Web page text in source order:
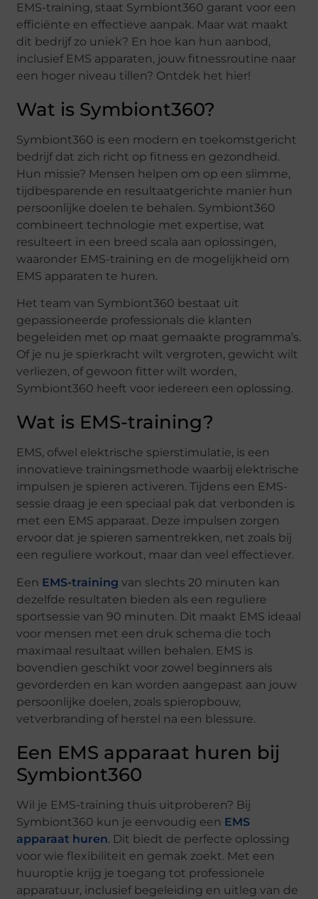
EMS-training, staat Symbiont360 garant voor een
efficiënte en effectieve aanpak. Maar wat maakt
dit bedrijf zo uniek? En hoe kan hun aanbod,
inclusief EMS apparaten, jouw fitnessroutine naar
een hoger niveau tillen? Ontdek het hier!
Wat is Symbiont360?
Symbiont360 is een modern en toekomstgericht
bedrijf dat zich richt op fitness en gezondheid.
Hun missie? Mensen helpen om op een slimme,
tijdbesparende en resultaatgerichte manier hun
persoonlijke doelen te behalen. Symbiont360
combineert technologie met expertise, wat
resulteert in een breed scala aan oplossingen,
waaronder EMS-training en de mogelijkheid om
EMS apparaten te huren.
Het team van Symbiont360 bestaat uit
gepassioneerde professionals die klanten
begeleiden met op maat gemaakte programma’s.
Of je nu je spierkracht wilt vergroten, gewicht wilt
verliezen, of gewoon fitter wilt worden,
Symbiont360 heeft voor iedereen een oplossing.
Wat is EMS-training?
EMS, ofwel elektrische spierstimulatie, is een
innovatieve trainingsmethode waarbij elektrische
impulsen je spieren activeren. Tijdens een EMS-
sessie draag je een speciaal pak dat verbonden is
met een EMS apparaat. Deze impulsen zorgen
ervoor dat je spieren samentrekken, net zoals bij
een reguliere workout, maar dan veel effectiever.
Een EMS-training van slechts 20 minuten kan
dezelfde resultaten bieden als een reguliere
sportsessie van 90 minuten. Dit maakt EMS ideaal
voor mensen met een druk schema die toch
maximaal resultaat willen behalen. EMS is
bovendien geschikt voor zowel beginners als
gevorderden en kan worden aangepast aan jouw
persoonlijke doelen, zoals spieropbouw,
vetverbranding of herstel na een blessure.
Een EMS apparaat huren bij
Symbiont360
Wil je EMS-training thuis uitproberen? Bij
Symbiont360 kun je eenvoudig een EMS
apparaat huren. Dit biedt de perfecte oplossing
voor wie flexibiliteit en gemak zoekt. Met een
huuroptie krijg je toegang tot professionele
apparatuur, inclusief begeleiding en uitleg van de